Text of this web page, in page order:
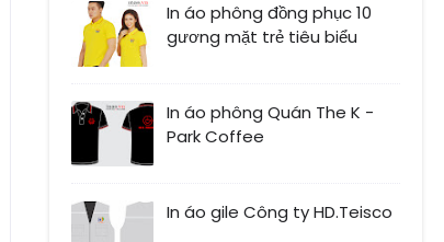
In áo phông đồng phục 10
gương mặt trẻ tiêu biểu
In áo phông Quán The K -
Park Coffee
In áo gile Công ty HD.Teisco